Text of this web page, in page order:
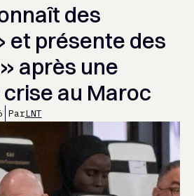
des
et présente des
après une
au Maroc
ParLNT